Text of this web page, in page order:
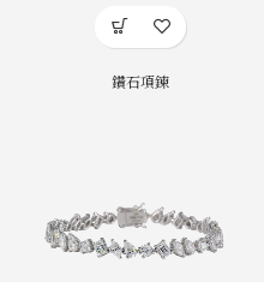
鑽石項鍊